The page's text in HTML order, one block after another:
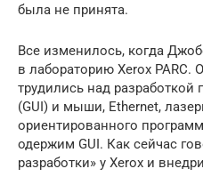
была не принята.
Все изменилось, когда
в лабораторию Xerox PARC.
трудились над разработкой
(GUI) и мыши, Ethernet,
ориентированного
одержим GUI. Как сейчас
разработки» у Xerox и